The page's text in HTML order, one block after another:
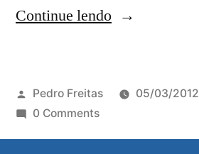
Continue lendo
Pedro Freitas 05/03/2012
0 Comments